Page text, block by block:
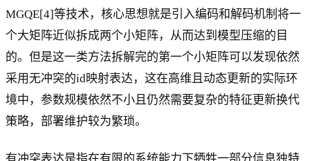
MGQE[4]等技术，核心思想就是引入编码和解码机制将一
个大矩阵近似拆成两个小矩阵，从而达到模型压缩的目
的。但是这一类方法拆解完的第一个小矩阵可以发现依然
采用无冲突的id映射表达，这在高维且动态更新的实际环
境中，参数规模依然不小且仍然需要复杂的特征更新换代
策略，部署维护较为繁琐。